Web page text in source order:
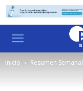
Inicio Resumen Semanal